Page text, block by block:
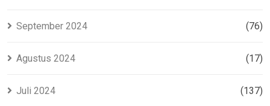
September 2024 (76)
Agustus 2024 (17)
Juli 2024 (137)